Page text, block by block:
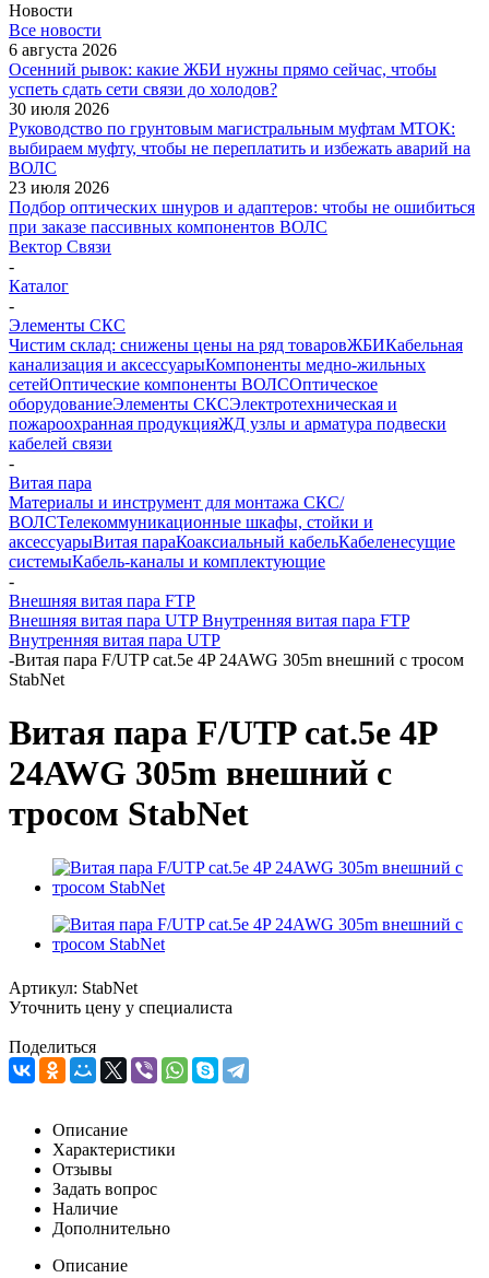
Новости
Все новости
6 августа 2026
Осенний рывок: какие ЖБИ нужны прямо сейчас, чтобы
успеть сдать сети связи до холодов?
30 июля 2026
Руководство по грунтовым магистральным муфтам МТОК:
выбираем муфту, чтобы не переплатить и избежать аварий на
ВОЛС
23 июля 2026
Подбор оптических шнуров и адаптеров: чтобы не ошибиться
при заказе пассивных компонентов ВОЛС
Вектор Связи
-
Каталог
-
Элементы СКС
Чистим склад: снижены цены на ряд товаровЖБИКабельная
канализация и аксессуарыКомпоненты медно-жильных
сетейОптические компоненты ВОЛСОптическое
оборудованиеЭлементы СКСЭлектротехническая и
пожароохранная продукцияЖД узлы и арматура подвески
кабелей связи
-
Витая пара
Материалы и инструмент для монтажа СКС/
ВОЛСТелекоммуникационные шкафы, стойки и
аксессуарыВитая параКоаксиальный кабельКабеленесущие
системыКабель-каналы и комплектующие
-
Внешняя витая пара FTP
Внешняя витая пара UTPВнутренняя витая пара FTP
Внутренняя витая пара UTP
-Витая пара F/UTP cat.5e 4P 24AWG 305m внешний с тросом
StabNet
Витая пара F/UTP cat.5e 4P
24AWG 305m внешний с
тросом StabNet
Артикул: StabNet
Уточнить цену у специалиста
Поделиться
Описание
Характеристики
Отзывы
Задать вопрос
Наличие
Дополнительно
Описание